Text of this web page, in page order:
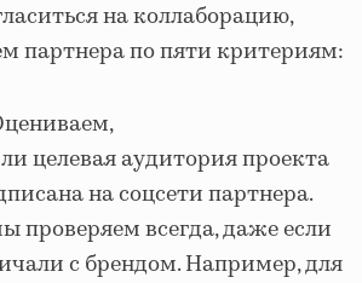
на коллаборацию,
партнера по пяти критериям:
целевая аудитория проекта
на соцсети партнера.
проверяем всегда, даже если
с брендом. Например, для